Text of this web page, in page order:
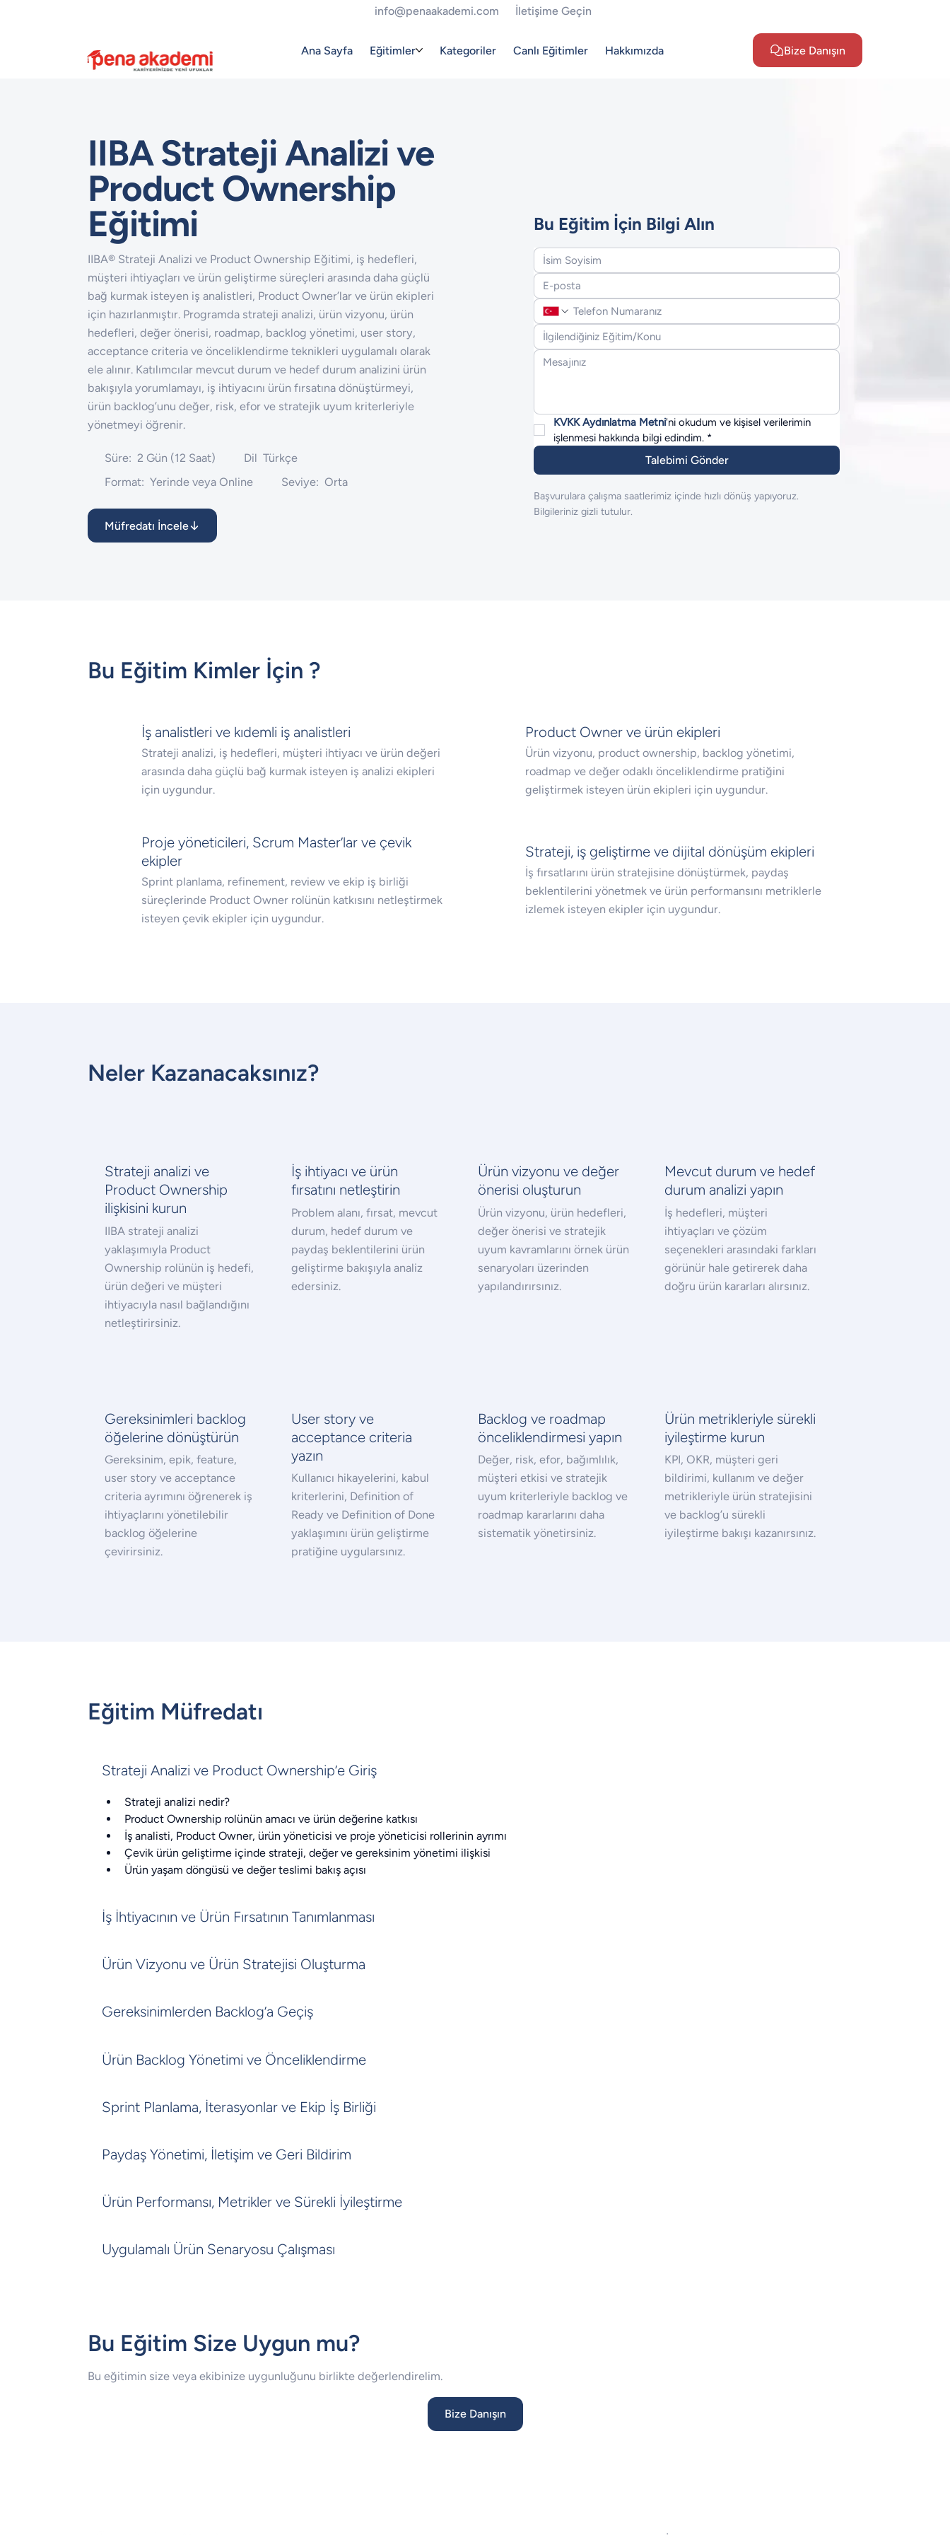
Ana Sayfa Eğitimler Kategoriler Canlı Eğitimler Hakkımızda Bize Danışın
IIBA Strateji Analizi ve
Product Ownership
Eğitimi
IIBA® Strateji Analizi ve Product Ownership Eğitimi, iş hedefleri,
müşteri ihtiyaçları ve ürün geliştirme süreçleri arasında daha güçlü
bağ kurmak isteyen iş analistleri, Product Owner’lar ve ürün ekipleri
için hazırlanmıştır. Programda strateji analizi, ürün vizyonu, ürün
hedefleri, değer önerisi, roadmap, backlog yönetimi, user story,
acceptance criteria ve önceliklendirme teknikleri uygulamalı olarak
ele alınır. Katılımcılar mevcut durum ve hedef durum analizini ürün
bakışıyla yorumlamayı, iş ihtiyacını ürün fırsatına dönüştürmeyi,
ürün backlog’unu değer, risk, efor ve stratejik uyum kriterleriyle
yönetmeyi öğrenir.
Süre: 2 Gün (12 Saat) Dil Türkçe
Format: Yerinde veya Online Seviye: Orta
Müfredatı İncele
Bu Eğitim İçin Bilgi Alın
KVKK Aydınlatma Metni'ni okudum ve kişisel verilerimin
işlenmesi hakkında bilgi edindim. *
Talebimi Gönder
Başvurulara çalışma saatlerimiz içinde hızlı dönüş yapıyoruz.
Bilgileriniz gizli tutulur.
Bu Eğitim Kimler İçin ?
İş analistleri ve kıdemli iş analistleri
Strateji analizi, iş hedefleri, müşteri ihtiyacı ve ürün değeri
arasında daha güçlü bağ kurmak isteyen iş analizi ekipleri
için uygundur.
Product Owner ve ürün ekipleri
Ürün vizyonu, product ownership, backlog yönetimi,
roadmap ve değer odaklı önceliklendirme pratiğini
geliştirmek isteyen ürün ekipleri için uygundur.
Proje yöneticileri, Scrum Master’lar ve çevik
ekipler
Sprint planlama, refinement, review ve ekip iş birliği
süreçlerinde Product Owner rolünün katkısını netleştirmek
isteyen çevik ekipler için uygundur.
Strateji, iş geliştirme ve dijital dönüşüm ekipleri
İş fırsatlarını ürün stratejisine dönüştürmek, paydaş
beklentilerini yönetmek ve ürün performansını metriklerle
izlemek isteyen ekipler için uygundur.
Neler Kazanacaksınız?
Strateji analizi ve
Product Ownership
ilişkisini kurun
IIBA strateji analizi
yaklaşımıyla Product
Ownership rolünün iş hedefi,
ürün değeri ve müşteri
ihtiyacıyla nasıl bağlandığını
netleştirirsiniz.
İş ihtiyacı ve ürün
fırsatını netleştirin
Problem alanı, fırsat, mevcut
durum, hedef durum ve
paydaş beklentilerini ürün
geliştirme bakışıyla analiz
edersiniz.
Ürün vizyonu ve değer
önerisi oluşturun
Ürün vizyonu, ürün hedefleri,
değer önerisi ve stratejik
uyum kavramlarını örnek ürün
senaryoları üzerinden
yapılandırırsınız.
Mevcut durum ve hedef
durum analizi yapın
İş hedefleri, müşteri
ihtiyaçları ve çözüm
seçenekleri arasındaki farkları
görünür hale getirerek daha
doğru ürün kararları alırsınız.
Gereksinimleri backlog
öğelerine dönüştürün
Gereksinim, epik, feature,
user story ve acceptance
criteria ayrımını öğrenerek iş
ihtiyaçlarını yönetilebilir
backlog öğelerine
çevirirsiniz.
User story ve
acceptance criteria
yazın
Kullanıcı hikayelerini, kabul
kriterlerini, Definition of
Ready ve Definition of Done
yaklaşımını ürün geliştirme
pratiğine uygularsınız.
Backlog ve roadmap
önceliklendirmesi yapın
Değer, risk, efor, bağımlılık,
müşteri etkisi ve stratejik
uyum kriterleriyle backlog ve
roadmap kararlarını daha
sistematik yönetirsiniz.
Ürün metrikleriyle sürekli
iyileştirme kurun
KPI, OKR, müşteri geri
bildirimi, kullanım ve değer
metrikleriyle ürün stratejisini
ve backlog’u sürekli
iyileştirme bakışı kazanırsınız.
Eğitim Müfredatı
Strateji Analizi ve Product Ownership’e Giriş
Strateji analizi nedir?
Product Ownership rolünün amacı ve ürün değerine katkısı
İş analisti, Product Owner, ürün yöneticisi ve proje yöneticisi rollerinin ayrımı
Çevik ürün geliştirme içinde strateji, değer ve gereksinim yönetimi ilişkisi
Ürün yaşam döngüsü ve değer teslimi bakış açısı
İş İhtiyacının ve Ürün Fırsatının Tanımlanması
Ürün Vizyonu ve Ürün Stratejisi Oluşturma
Gereksinimlerden Backlog’a Geçiş
Ürün Backlog Yönetimi ve Önceliklendirme
Sprint Planlama, İterasyonlar ve Ekip İş Birliği
Paydaş Yönetimi, İletişim ve Geri Bildirim
Ürün Performansı, Metrikler ve Sürekli İyileştirme
Uygulamalı Ürün Senaryosu Çalışması
Bu Eğitim Size Uygun mu?
Bu eğitimin size veya ekibinize uygunluğunu birlikte değerlendirelim.
Bize Danışın
info@penaakademi.com İletişime Geçin